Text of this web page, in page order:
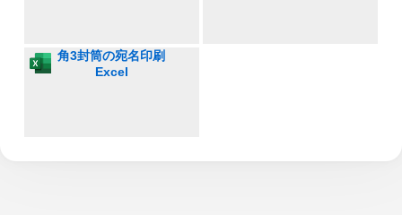
角3封筒の宛名印刷
Excel